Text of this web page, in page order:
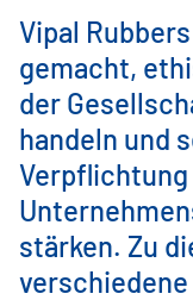
Vipal
gemacht,
der
handeln und
stärken. Zu